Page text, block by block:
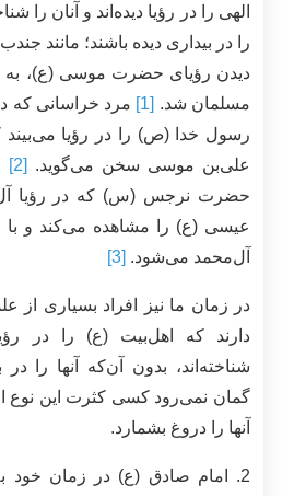
الهی را در رؤیا دیده‌اند و آنان را
را در بیداری دیده باشند؛ مانند
دیدن رؤیای حضرت موسی (ع)،
مسلمان شد. [1]
مرد خراسانی كه
رسول خدا (ص) را در رؤیا
علی‌بن موسی سخن می‌گوید. [2]
حضرت نرجس (س) که در رؤیا
عیسی (ع) را مشاهده می‌کند و با
آل‌محمد می‌شود. [3]
در زمان ما نیز افراد بسیاری از
دارند که اهل‌بیت (ع) را در رؤیا
شناخته‌اند، بدون آن‌که آنها را در
گمان نمی‌رود کسی کثرت این نوع از
آنها را دروغ بشمارد.
2. امام صادق (ع) در زمان خود